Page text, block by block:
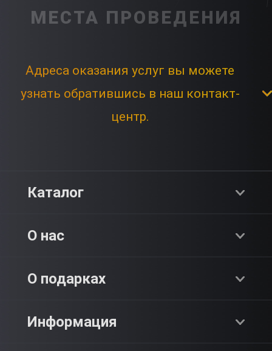
МЕСТА ПРОВЕДЕНИЯ
Адреса оказания услуг вы можете
узнать обратившись в наш контакт-
центр.
Каталог
О нас
О компании
О подарках
Как это работает?
Информация